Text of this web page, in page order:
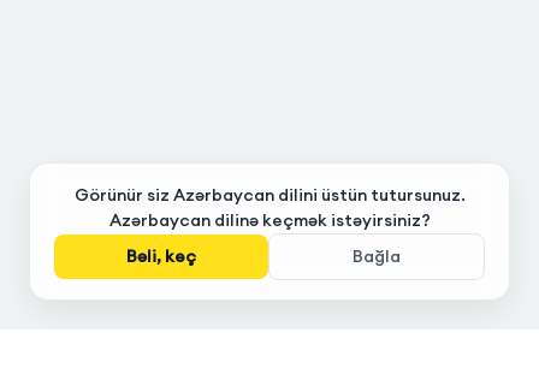
Görünür siz Azərbaycan dilini üstün tutursunuz.
Azərbaycan dilinə keçmək istəyirsiniz?
Bəli, keç
Bağla